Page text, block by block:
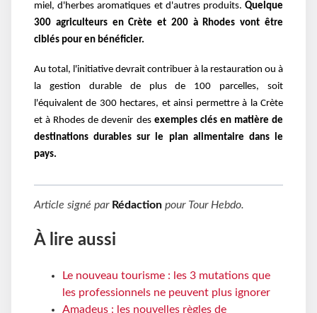
miel, d'herbes aromatiques et d'autres produits. Quelque
300 agriculteurs en Crète et 200 à Rhodes vont être
ciblés pour en bénéficier.
Au total, l'initiative devrait contribuer à la restauration ou à
la gestion durable de plus de 100 parcelles, soit
l'équivalent de 300 hectares, et ainsi permettre à la Crète
et à Rhodes de devenir des exemples clés en matière de
destinations durables sur le plan alimentaire dans le
pays.
Article signé par Rédaction pour Tour Hebdo.
À lire aussi
Le nouveau tourisme : les 3 mutations que
les professionnels ne peuvent plus ignorer
Amadeus : les nouvelles règles de